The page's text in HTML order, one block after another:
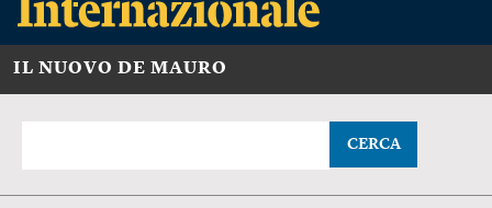
IL NUOVO DE MAURO
CERCA